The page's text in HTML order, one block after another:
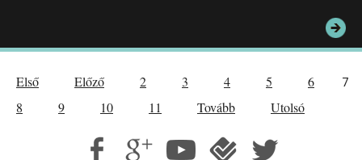
Első Előző 2 3 4 5 6 7
8 9 10 11 Tovább Utolsó